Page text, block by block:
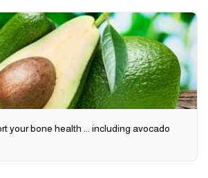
your bone health ... including avocado